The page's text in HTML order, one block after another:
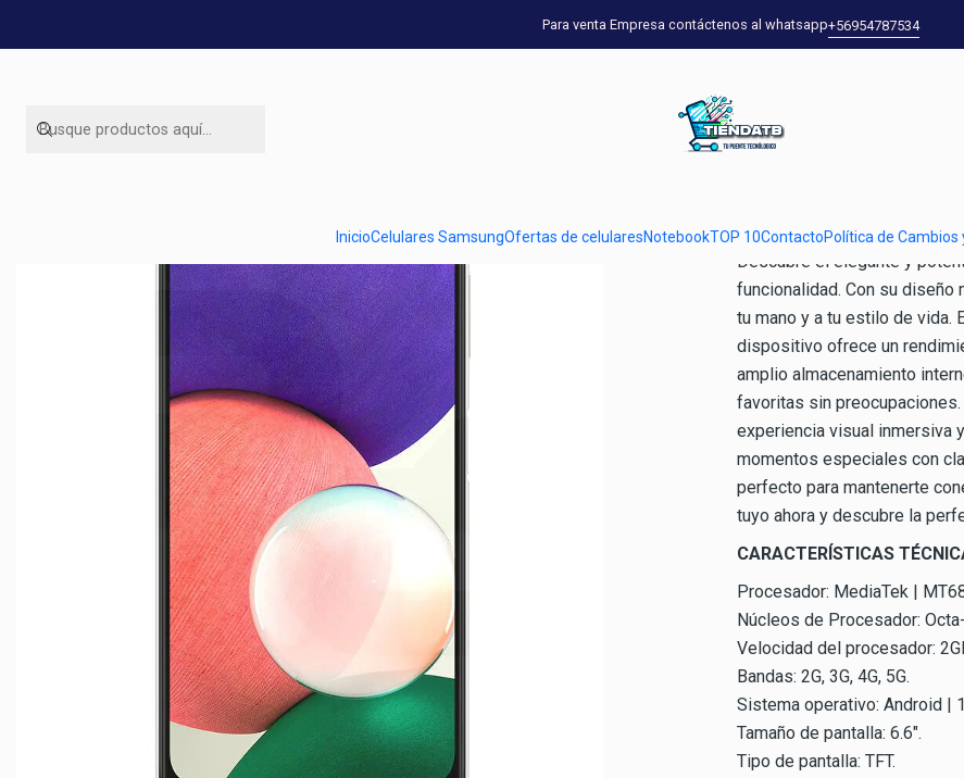
InicioCelulares SamsungOfertas de celularesNotebookTOP 10ContactoPolítica de Cambios
Para venta Empresa contáctenos al whatsapp+56954787534
Ofertas de celulares Celulares Samsung Samsung Galaxy A22 5G 128
Samsung
DESCRIPCIÓN
Descubre el elegante y
funcionalidad. Con su diseño
tu mano y a tu estilo de vida.
dispositivo ofrece un
amplio almacenamiento
favoritas sin
experiencia visual inmersiva
momentos especiales con
perfecto para mantenerte
tuyo ahora y descubre la
CARACTERÍSTICAS
Procesador: MediaTek |
Núcleos de Procesador:
Velocidad del procesador:
Bandas: 2G, 3G, 4G, 5G.
Sistema operativo: Android |
Tamaño de pantalla: 6.6".
Tipo de pantalla: TFT.